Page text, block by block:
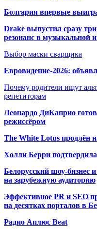
Болгария впервые
Drake выпустил сразу
резонанс в музыкальной
Выбор маски сварщика
Евровидение-2026:
Почему родители ищут
репетиторам
Леонардо ДиКаприо
режиссёром
The White Lotus продлён
Холли Берри
Белорусский шоу-бизнес
на зарубежную аудиторию
Эффективное PR и SEO
на десятках порталов в
Радио Аплюс Beat